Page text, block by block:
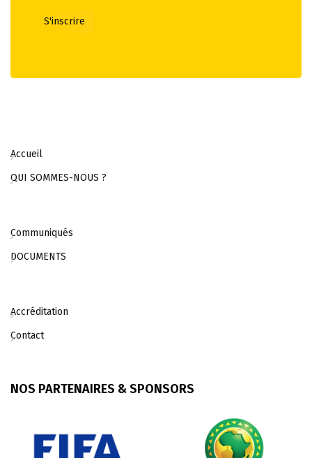
Accueil
QUI SOMMES-NOUS ?
Communiqués
DOCUMENTS
Accréditation
Contact
NOS PARTENAIRES & SPONSORS